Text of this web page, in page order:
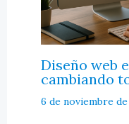
Diseño web
cambiando
6 de noviembre de